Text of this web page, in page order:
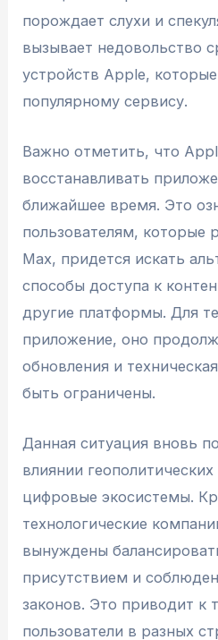
порождает слухи и
вызывает недовольство
устройств Apple,
популярному сервису.
Важно отметить, что
восстанавливать
ближайшее время. Это
пользователям, которые
Max, придется искать
способы доступа к
другие платформы. Для
приложение, оно
обновления и
быть ограничены.
Данная ситуация вновь
влиянии
цифровые экосистемы.
технологические
вынуждены
присутствием и
законов. Это приводит к
пользователи в разных